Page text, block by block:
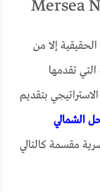
إلا من
التي تقدمها
بتقديم
الشمالي
مقسمة كالتالي